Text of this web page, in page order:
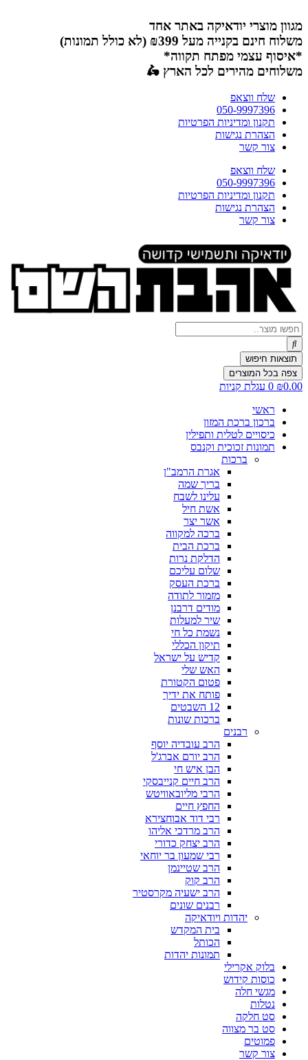
לתוכן
מגוון מוצרי יודאיקה באתר אחד
משלוח חינם בקנייה מעל ₪399 (לא כולל תמונות)
*איסוף עצמי מפתח תקווה*
משלוחים מהירים לכל הארץ 🛵
שלח ווצאפ
050-9997396
תקנון ומדיניות הפרטיות
הצהרת נגישות
צור קשר
שלח ווצאפ
050-9997396
תקנון ומדיניות הפרטיות
הצהרת נגישות
צור קשר
Search
...
תוצאות חיפוש
צפה בכל המוצרים
₪0.00
0 עגלת קניות
ראשי
ברכון ברכת המזון
כיסויים לטלית ותפילין
תמונות זכוכית וקנבס
ברכות
אגרת הרמב"ן
בריך שמה
עלינו לשבח
אשת חיל
אשר יצר
ברכה למקווה
ברכת הבית
הדלקת נרות
שלום עליכם
ברכת העסק
מזמור לתודה
מודים דרבנן
שיר למעלות
נשמת כל חי
תיקון הכללי
קדיש על ישראל
האש שלי
פטום הקטורת
פותח את ידיך
12 השבטים
ברכות שונות
רבנים
הרב עובדיה יוסף
הרב יורם אברג'ל
הבן איש חי
הרב חיים קנייבסקי
הרבי מליובאוויטש
החפץ חיים
רבי דוד אבוחצירא
הרב מרדכי אליהו
הרב יצחק כדורי
רבי שמעון בר יוחאי
הרב שטיינמן
הרב קוק
הרב ישעיה מקרסטיר
רבנים שונים
יהדות ויודאיקה
בית המקדש
הכותל
תמונות יהדות
בלוק אקרילי
כוסות קידוש
מגשי חלה
נטלות
סט חלקה
סט בר מצווה
פמוטים
צור קשר